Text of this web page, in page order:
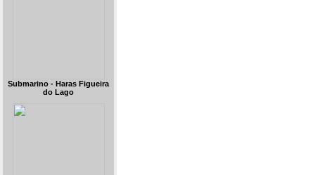
Submarino - Haras Figueira
do Lago